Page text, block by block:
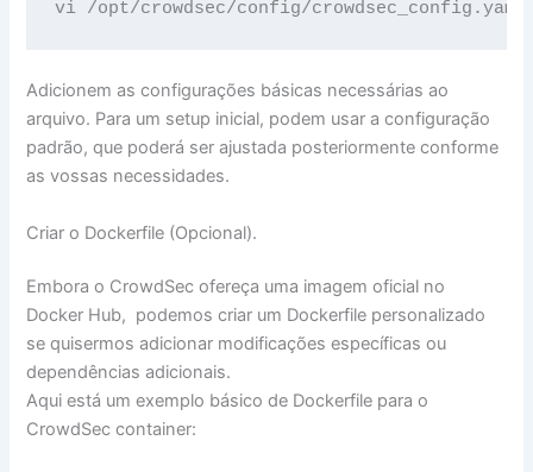
vi /opt/crowdsec/config/crowdsec_config.yaml
Adicionem as configurações básicas necessárias ao
arquivo. Para um setup inicial, podem usar a configuração
padrão, que poderá ser ajustada posteriormente conforme
as vossas necessidades.
Criar o Dockerfile (Opcional).
Embora o CrowdSec ofereça uma imagem oficial no
Docker Hub, podemos criar um Dockerfile personalizado
se quisermos adicionar modificações específicas ou
dependências adicionais.
Aqui está um exemplo básico de Dockerfile para o
CrowdSec container: